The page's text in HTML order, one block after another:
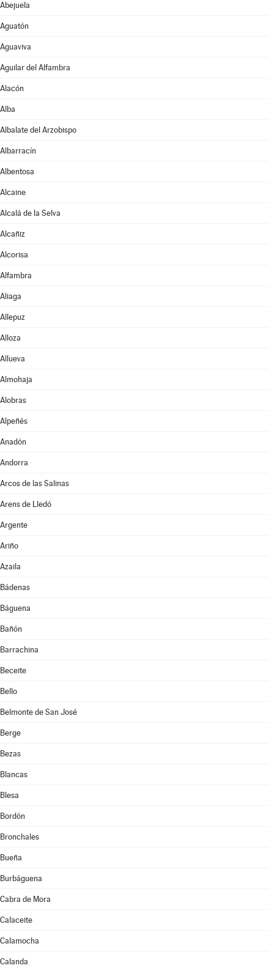
Abejuela
Aguatón
Aguaviva
Aguilar del Alfambra
Alacón
Alba
Albalate del Arzobispo
Albarracín
Albentosa
Alcaine
Alcalá de la Selva
Alcañiz
Alcorisa
Alfambra
Aliaga
Allepuz
Alloza
Allueva
Almohaja
Alobras
Alpeñés
Anadón
Andorra
Arcos de las Salinas
Arens de Lledó
Argente
Ariño
Azaila
Bádenas
Báguena
Bañón
Barrachina
Beceite
Bello
Belmonte de San José
Berge
Bezas
Blancas
Blesa
Bordón
Bronchales
Bueña
Burbáguena
Cabra de Mora
Calaceite
Calamocha
Calanda